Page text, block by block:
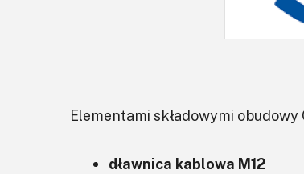
Elementami składowymi obudowy
dławnica kablowa M12